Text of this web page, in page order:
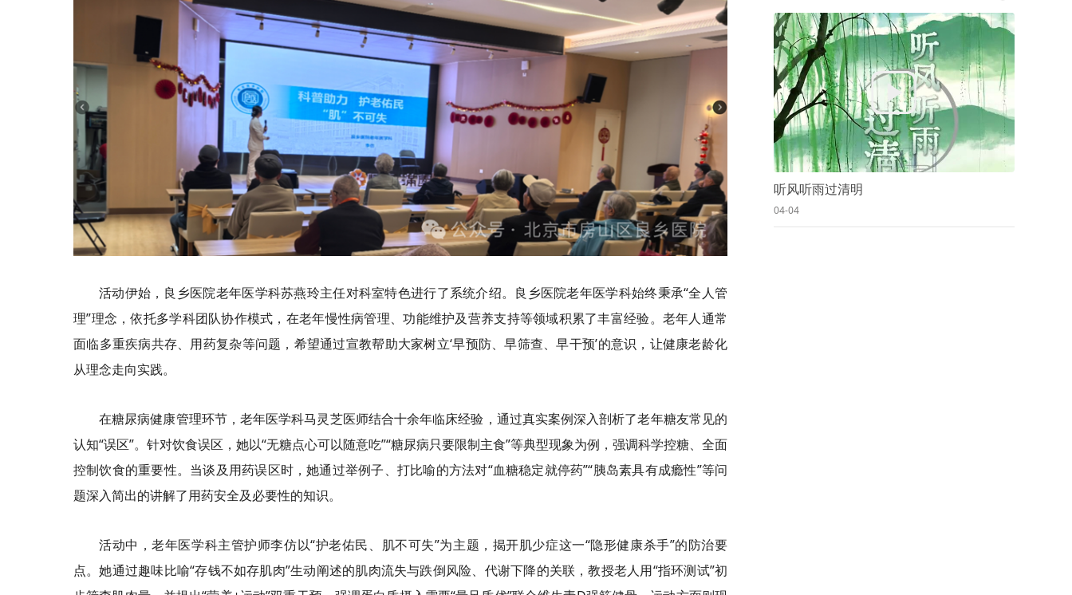
活动伊始，良乡医院老年医学科苏燕玲主任对科室特色进行了系统介绍。良乡医院老年医学科始终秉承“全人管
理”理念，依托多学科团队协作模式，在老年慢性病管理、功能维护及营养支持等领域积累了丰富经验。老年人通常
面临多重疾病共存、用药复杂等问题，希望通过宣教帮助大家树立‘早预防、早筛查、早干预’的意识，让健康老龄化
从理念走向实践。
在糖尿病健康管理环节，老年医学科马灵芝医师结合十余年临床经验，通过真实案例深入剖析了老年糖友常见的
认知“误区”。针对饮食误区，她以“无糖点心可以随意吃”“糖尿病只要限制主食”等典型现象为例，强调科学控糖、全面
控制饮食的重要性。当谈及用药误区时，她通过举例子、打比喻的方法对“血糖稳定就停药”“胰岛素具有成瘾性”等问
题深入简出的讲解了用药安全及必要性的知识。
活动中，老年医学科主管护师李仿以“护老佑民、肌不可失”为主题，揭开肌少症这一“隐形健康杀手”的防治要
点。她通过趣味比喻“存钱不如存肌肉”生动阐述的肌肉流失与跌倒风险、代谢下降的关联，教授老人用“指环测试”初
听风听雨过清明
04-04